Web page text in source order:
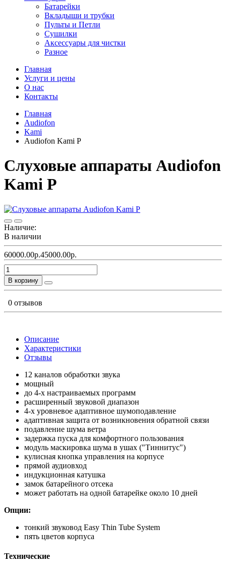
Батарейки
Вкладыши и трубки
Пульты и Петли
Сушилки
Аксессуары для чистки
Разное
Главная
Услуги и цены
О нас
Контакты
Главная
Audiofon
Kami
Audiofon Kami P
Слуховые аппараты Audiofon
Kami P
Наличие:
В наличии
60000.00р.45000.00р.
В корзину
0 отзывов
Описание
Характеристики
Отзывы
12 каналов обработки звука
мощный
до 4-х настраиваемых программ
расширенный звуковой диапазон
4-х уровневое адаптивное шумоподавление
адаптивная защита от возникновения обратной связи
подавление шума ветра
задержка пуска для комфортного пользования
модуль маскировка шума в ушах ("Тиннитус")
кулисная кнопка управления на корпусе
прямой аудиовход
индукционная катушка
замок батарейного отсека
может работать на одной батарейке около 10 дней
Опции:
тонкий звуковод Easy Thin Tube System
пять цветов корпуса
Технические